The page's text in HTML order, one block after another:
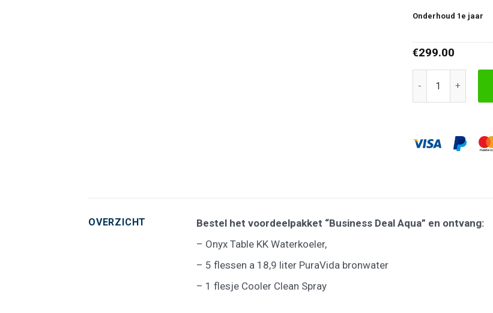
Onderhoud 1e jaar
€299.00
OVERZICHT
Bestel het voordeelpakket “Business Deal Aqua” en ontvang:
– Onyx Table KK Waterkoeler,
– 5 flessen a 18,9 liter PuraVida bronwater
– 1 flesje Cooler Clean Spray